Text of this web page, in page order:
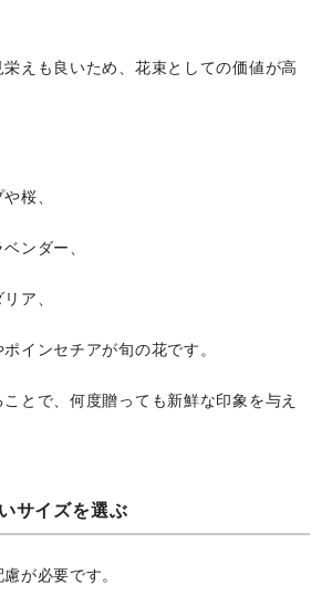
えも良いため、花束としての価値が高
桜、
ンダー、
ア、
インセチアが旬の花です。
とで、何度贈っても新鮮な印象を与え
サイズを選ぶ
が必要です。